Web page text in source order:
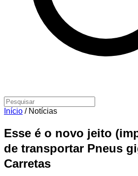
Início / Notícias
Esse é o novo jeito
de transportar Pneus
Carretas